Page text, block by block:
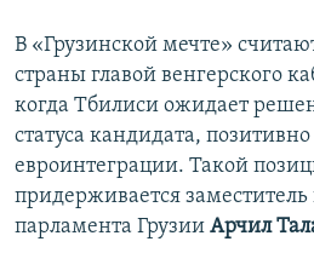
В «Грузинской мечте»
страны главой венгерского
когда Тбилиси ожидает
статуса кандидата,
евроинтеграции. Такой
придерживается заместитель
парламента Грузии Арчил